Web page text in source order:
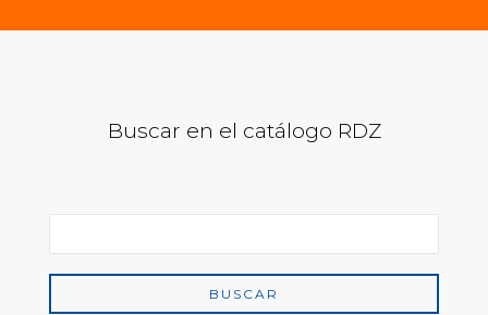
Buscar en el catálogo RDZ